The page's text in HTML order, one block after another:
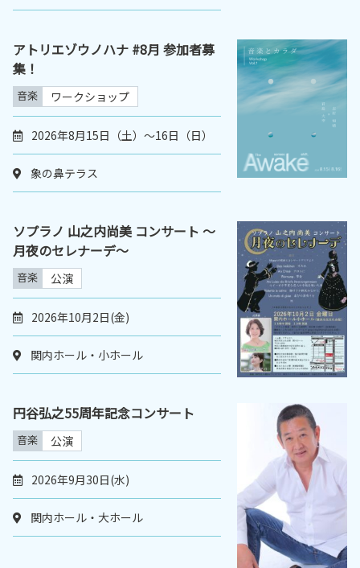
アトリエゾウノハナ #8月 参加者募
集！
音楽 ワークショップ
2026年8月15日（土）〜16日（日）
象の鼻テラス
ソプラノ 山之内尚美 コンサート ～
月夜のセレナーデ～
音楽 公演
2026年10月2日(金)
関内ホール・小ホール
円谷弘之55周年記念コンサート
音楽 公演
2026年9月30日(水)
関内ホール・大ホール